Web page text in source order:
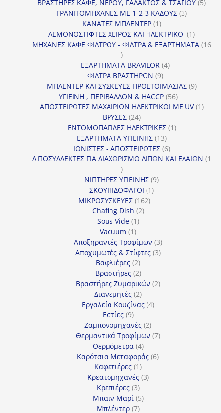
προϊόντα
ΒΡΑΣΤΗΡΕΣ ΚΑΦΕ, ΝΕΡΟΥ, ΓΑΛΑΚΤΟΣ & ΤΣΑΓΙΟΥ 55
ΓΡΑΝΙΤΟΜΗΧΑΝΕΣ ΜΕ 1-2-3 ΚΑΔΟΥΣ 33
ΚΑΝΑΤΕΣ ΜΠΛΕΝΤΕΡ 11
προϊόν
ΛΕΜΟΝΟΣΤΙΦΤΕΣ ΧΕΙΡΟΣ ΚΑΙ ΗΛΕΚΤΡΙΚΟΙ 11
προϊόν
ΜΗΧΑΝΕΣ ΚΑΦΕ ΦΙΛΤΡΟΥ - ΦΙΛΤΡΑ & ΕΞΑΡΤΗΜΑΤΑ 16
16
προϊόντα
ΕΞΑΡΤΗΜΑΤΑ BRAVILOR 44
ΦΙΛΤΡΑ ΒΡΑΣΤΗΡΩΝ 99
προϊόντα
ΜΠΛΕΝΤΕΡ ΚΑΙ ΣΥΣΚΕΥΕΣ ΠΡΟΕΤΟΙΜΑΣΙΑΣ 99
ΥΓΙΕΙΝΗ , ΠΕΡΙΒΑΛΛΟΝ & HACCP 5656
προϊόντα
ΑΠΟΣΤΕΙΡΩΤΕΣ ΜΑΧΑΙΡΙΩΝ ΗΛΕΚΤΡΙΚΟΙ ΜΕ UV 11
ΒΡΥΣΕΣ 2424
προϊόντα
ΕΝΤΟΜΟΠΑΓΙΔΕΣ ΗΛΕΚΤΡΙΚΕΣ 11
ΕΞΑΡΤΗΜΑΤΑ ΥΓΙΕΙΝΗΣ 1313
προϊόντα
ΙΟΝΙΣΤΕΣ - ΑΠΟΣΤΕΙΡΩΤΕΣ 66
προϊόντα
ΛΙΠΟΣΥΛΛΕΚΤΕΣ ΓΙΑ ΔΙΑΧΩΡΙΣΜΟ ΛΙΠΩΝ ΚΑΙ ΕΛΑΙΩΝ 1
1
προϊόν
ΝΙΠΤΗΡΕΣ ΥΓΙΕΙΝΗΣ 99
ΣΚΟΥΠΙΔΟΦΑΓΟΙ 11
ΜΙΚΡΟΣΥΣΚΕΥΕΣ 162162
Chafing Dish 22
Sous Vide 11
Vacuum 11
προϊόν
Αποξηραντές Τροφίμων 33
προϊόντα
Αποχυμωτές & Στίφτες 33
Βαφλιέρες 22
προϊόντα
Βραστήρες 22
προϊόντα
Βραστήρες Ζυμαρικών 22
Διανεμητές 22
προϊόντα
Εργαλεία Κουζίνας 44
Εστίες 99
προϊόντα
Ζαμπονομηχανές 22
προϊόντα
Θερμαντικά Τροφίμων 77
Θερμόμετρα 44
προϊόντα
Καρότσια Μεταφοράς 66
Καφετιέρες 11
προϊόν
Κρεατομηχανές 33
Κρεπιέρες 33
προϊόντα
Μπαιν Μαρί 55
Μπλέντερ 77